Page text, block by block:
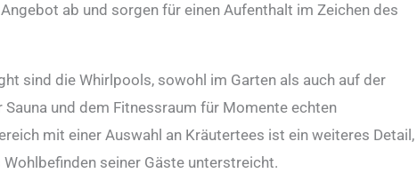
ab und sorgen für einen Aufenthalt im Zeichen des
sind die Whirlpools, sowohl im Garten als auch auf der
und dem Fitnessraum für Momente echten
mit einer Auswahl an Kräutertees ist ein weiteres Detail,
seiner Gäste unterstreicht.